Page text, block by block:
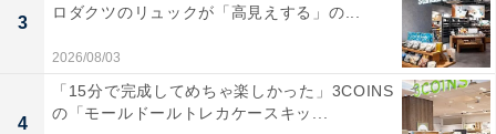
3
ロダクツのリュックが「高見えする」の...
2026/08/03
4
「15分で完成してめちゃ楽しかった」3COINS
の「モールドールトレカケースキッ...